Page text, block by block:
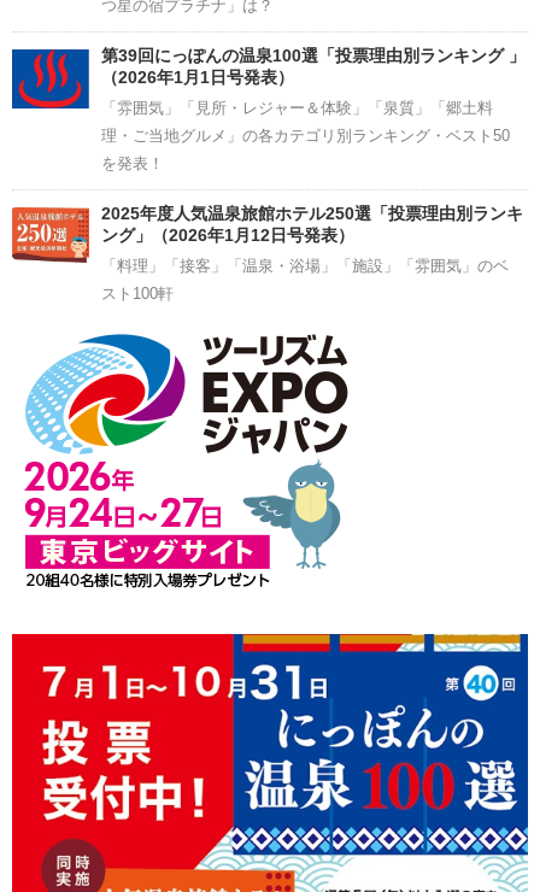
つ星の宿プラチナ」は？
第39回にっぽんの温泉100選「投票理由別ランキング 」
（2026年1月1日号発表）
「雰囲気」「見所・レジャー＆体験」「泉質」「郷土料
理・ご当地グルメ」の各カテゴリ別ランキング・ベスト50
を発表！
2025年度人気温泉旅館ホテル250選「投票理由別ランキ
ング」（2026年1月12日号発表）
「料理」「接客」「温泉・浴場」「施設」「雰囲気」のベ
スト100軒